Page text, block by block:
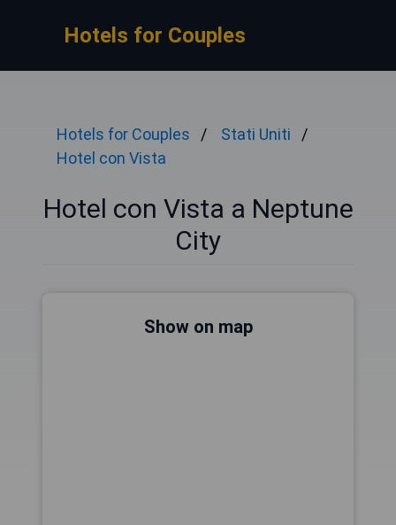
Hotels for Couples
Hotels for Couples
Stati Uniti
Hotel con Vista
Hotel con Vista a Neptune
City
Show on map